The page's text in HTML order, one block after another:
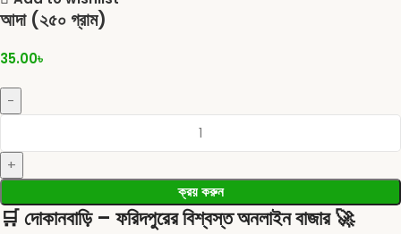
আদা (২৫০ গ্রাম)
35.00৳
ক্রয় করুন
🛒দোকানবাড়ি – ফরিদপুরের বিশ্বস্ত অনলাইন বাজার🚀